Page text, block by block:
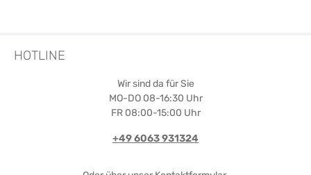
HOTLINE
Wir sind da für Sie
MO-DO 08-16:30 Uhr
FR 08:00-15:00 Uhr
+49 6063 931324